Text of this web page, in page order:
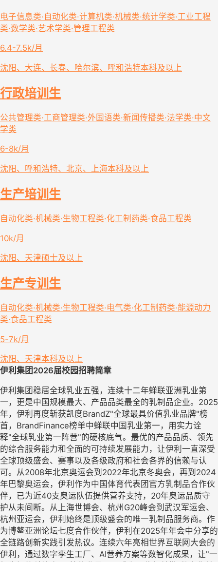
电子信息类·自动化类·计算机类·机械类·统计学类·工业工程
类·数学类·艺术学类·管理工程类
6.4-7.5k/月
沈阳、大连、长春、哈尔滨、呼和浩特本科及以上
行政培训生
公共管理类·工商管理类·外国语类·新闻传播类·法学类·中文
学类
6-8k/月
沈阳、呼和浩特、北京、上海本科及以上
生产培训生
自动化类·机械类·生物工程类·化工制药类·食品工程类
10k/月
沈阳、天津硕士及以上
生产专训生
自动化类·机械类·生物工程类·电气类·化工制药类·能源动力
类·食品工程类
5-7k/月
沈阳、天津本科及以上
伊利集团 2026届校园招聘简章
伊利集团稳居全球乳业五强，连续十二年蝉联亚洲乳业第
一，更是中国规模最大、产品品类最全的乳制品企业。2025
年，伊利再度斩获凯度BrandZ"全球最具价值乳业品牌"榜
首，BrandFinance榜单中蝉联中国乳业第一，用实力诠
释"全球乳业第一阵营"的硬核底气。最优的产品品质、领先
的综合服务能力和全面的可持续发展能力，让伊利一直深受
全球顶级盛会、赛事以及各级政府和社会各界的信赖与认
可。从2008年北京奥运会到2022年北京冬奥会，再到2024
年巴黎奥运会，伊利作为中国体育代表团官方乳制品合作伙
伴，已为近40支奥运队伍提供营养支持，20年奥运品质守
护从未间断。从上海世博会、杭州G20峰会到武汉军运会、
杭州亚运会，伊利始终是顶级盛会的唯一乳制品服务商。作
为博鳌亚洲论坛七度合作伙伴，伊利在2025年年会中分享的
全链路创新实践引发热议。连续六年亮相世界互联网大会的
伊利，通过数字孪生工厂、AI营养方案等数智化成果，让"一